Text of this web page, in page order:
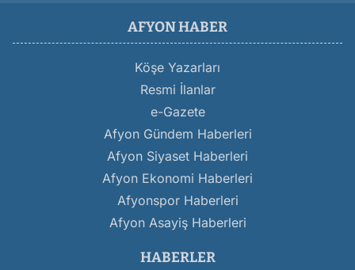
AFYON HABER
Köşe Yazarları
Resmi İlanlar
e-Gazete
Afyon Gündem Haberleri
Afyon Siyaset Haberleri
Afyon Ekonomi Haberleri
Afyonspor Haberleri
Afyon Asayiş Haberleri
HABERLER